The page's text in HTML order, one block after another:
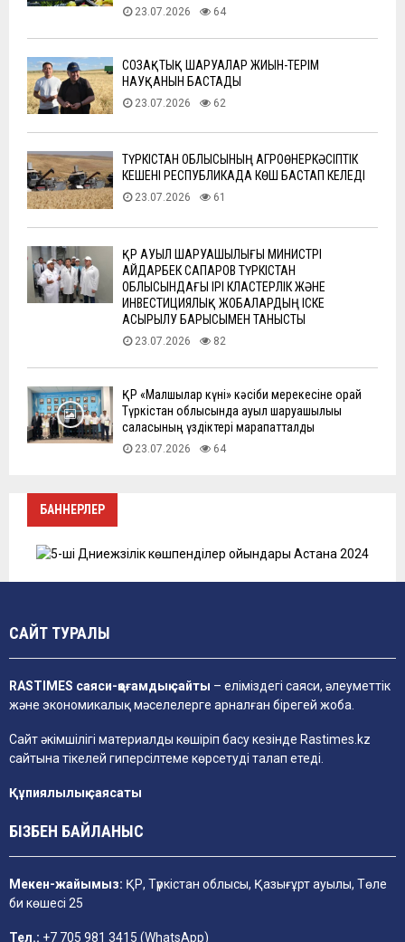
23.07.2026 64
СОЗАҚТЫҚ ШАРУАЛАР ЖИЫН-ТЕРІМ
НАУҚАНЫН БАСТАДЫ
23.07.2026 62
ТҮРКІСТАН ОБЛЫСЫНЫҢ АГРОӨНЕРКӘСІПТІК
КЕШЕНІ РЕСПУБЛИКАДА КӨШ БАСТАП КЕЛЕДІ
23.07.2026 61
ҚР АУЫЛ ШАРУАШЫЛЫҒЫ МИНИСТРІ
АЙДАРБЕК САПАРОВ ТҮРКІСТАН
ОБЛЫСЫНДАҒЫ ІРІ КЛАСТЕРЛІК ЖӘНЕ
ИНВЕСТИЦИЯЛЫҚ ЖОБАЛАРДЫҢ ІСКЕ
АСЫРЫЛУ БАРЫСЫМЕН ТАНЫСТЫ
23.07.2026 82
ҚР «Малшылар күні» кәсіби мерекесіне орай
Түркістан облысында ауыл шаруашылығы
саласының үздіктері марапатталды
23.07.2026 64
БАННЕРЛЕР
САЙТ ТУРАЛЫ
RASTIMES саяси-қоғамдық сайты – еліміздегі саяси, әлеуметтік
және экономикалық мәселелерге арналған бірегей жоба.
Сайт әкімшілігі материалды көшіріп басу кезінде Rastimes.kz
сайтына тікелей гиперсілтеме көрсетуді талап етеді.
Құпиялылық саясаты
БІЗБЕН БАЙЛАНЫС
Мекен-жайымыз: ҚР, Түркістан облысы, Қазығұрт ауылы, Төле
би көшесі 25
Тел.: +7 705 981 3415 (WhatsApp)